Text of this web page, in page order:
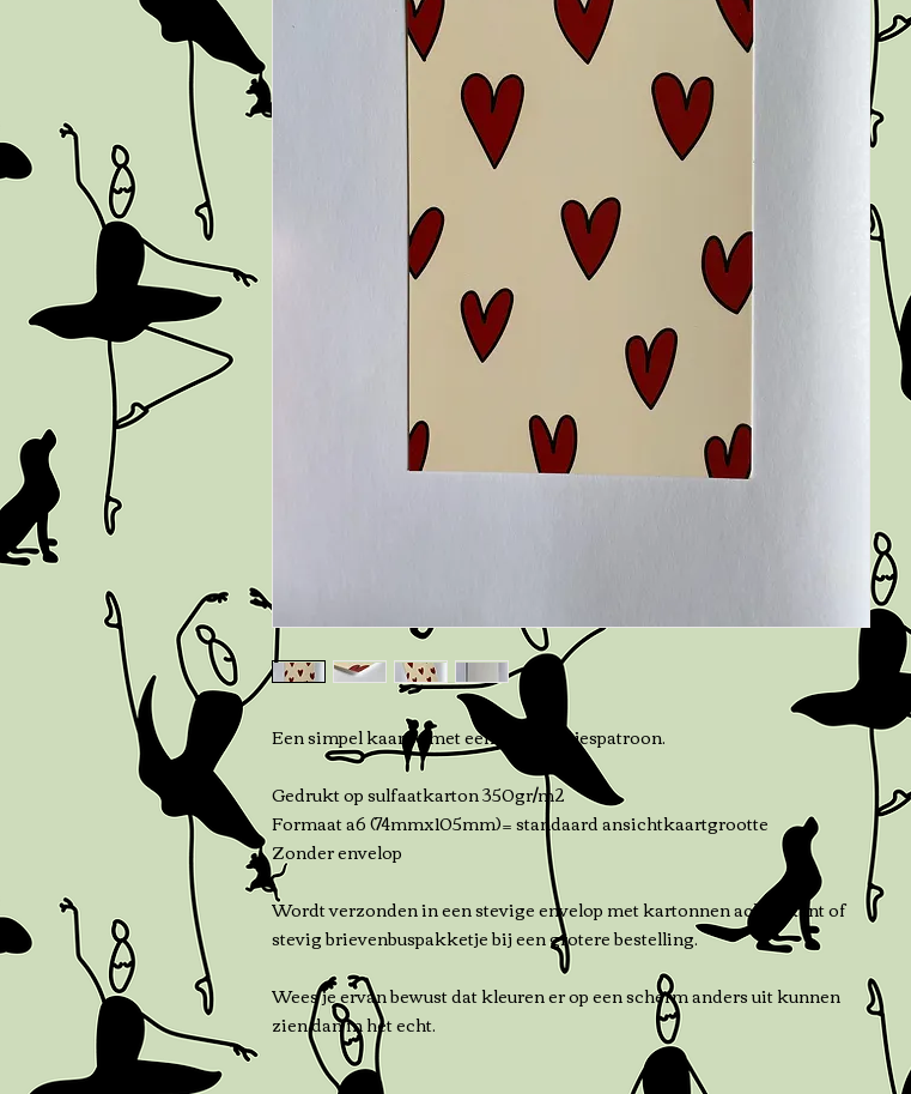
Een simpel kaartje met een rood hartjespatroon.
Gedrukt op sulfaatkarton 350gr/m2
Formaat a6 (74mmx105mm)= standaard ansichtkaartgrootte
Zonder envelop
Wordt verzonden in een stevige envelop met kartonnen achterkant of
stevig brievenbuspakketje bij een grotere bestelling.
Wees je ervan bewust dat kleuren er op een scherm anders uit kunnen
zien dan in het echt.